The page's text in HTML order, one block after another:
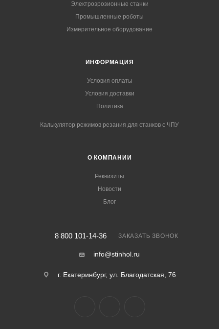
Электроэрозионные станки
Промышленные роботы
Измерительное оборудование
ИНФОРМАЦИЯ
Условия оплаты
Условия доставки
Политика
Калькулятор режимов резания для станков с ЧПУ
О КОМПАНИИ
Реквизиты
Новости
Блог
8 800 101-14-36 ЗАКАЗАТЬ ЗВОНОК
info@stinhol.ru
г. Екатеринбург, ул. Благодатская, 76